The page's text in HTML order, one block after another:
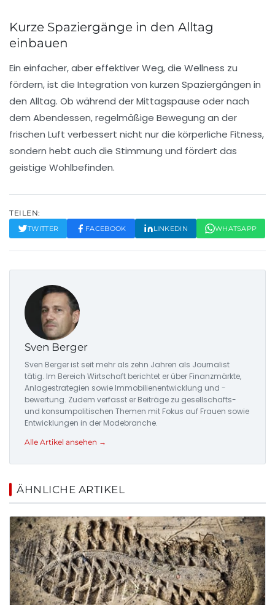
Kurze Spaziergänge in den Alltag
einbauen
Ein einfacher, aber effektiver Weg, die Wellness zu
fördern, ist die Integration von kurzen Spaziergängen in
den Alltag. Ob während der Mittagspause oder nach
dem Abendessen, regelmäßige Bewegung an der
frischen Luft verbessert nicht nur die körperliche Fitness,
sondern hebt auch die Stimmung und fördert das
geistige Wohlbefinden.
TEILEN:
TWITTER FACEBOOK LINKEDIN WHATSAPP
Sven Berger
Sven Berger ist seit mehr als zehn Jahren als Journalist
tätig. Im Bereich Wirtschaft berichtet er über Finanzmärkte,
Anlagestrategien sowie Immobilienentwicklung und -
bewertung. Zudem verfasst er Beiträge zu gesellschafts-
und konsumpolitischen Themen mit Fokus auf Frauen sowie
Entwicklungen in der Modebranche.
Alle Artikel ansehen →
ÄHNLICHE ARTIKEL